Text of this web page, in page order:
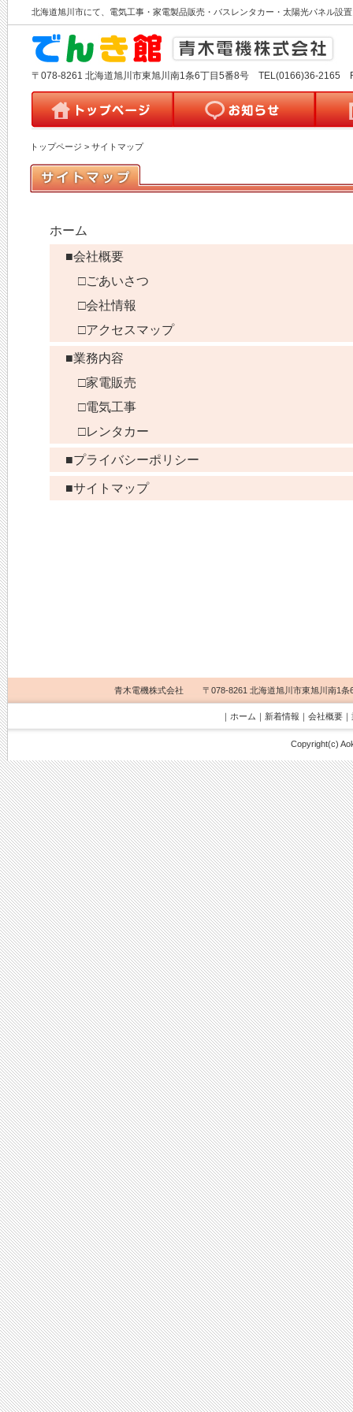
北海道旭川市にて、電気工事・家電製品販売・バスレンタカー・太陽光パネル設
〒078-8261 北海道旭川市東旭川南1条6丁目5番8号 TEL(0166)36-2165
トップページ > サイトマップ
ホーム
■会社概要
□ごあいさつ
□会社情報
□アクセスマップ
■業務内容
□家電販売
□電気工事
□レンタカー
■プライバシーポリシー
■サイトマップ
青木電機株式会社 〒078-8261 北海道旭川市東旭川南1条
ホーム 新着情報 会社概要
Copyright(c)